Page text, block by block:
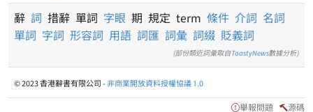
辭 詞 措辭 單詞 字眼 期 規定 term 條件 介詞 名詞
單詞 字詞 形容詞 用語 詞匯 詞彙 詞綴 貶義詞
(部份類近詞彙取自ToastyNews數據分析)
© 2023 香港辭書有限公司 -非商業開放資料授權協議 1.0
舉報問題 源碼